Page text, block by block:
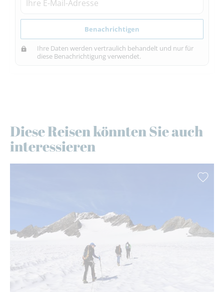
Benachrichtigen
Ihre Daten werden vertraulich behandelt und nur für
diese Benachrichtigung verwendet.
Diese Reisen könnten Sie auch
interessieren